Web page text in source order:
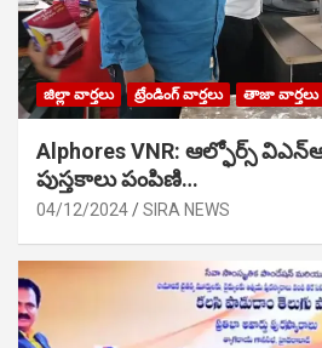
జిల్లా వార్తలు ట్రేండింగ్ వార్తలు తాజా వార్తలు
Alphores VNR: ఆల్ఫోర్స్
పుస్తకాలు పంపిణి…
04/12/2024 SIRA NEWS